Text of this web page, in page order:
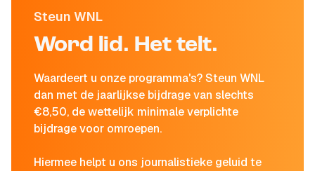
Steun WNL
Word lid. Het telt.
Waardeert u onze programma's? Steun WNL
dan met de jaarlijkse bijdrage van slechts
€8,50, de wettelijk minimale verplichte
bijdrage voor omroepen.
Hiermee helpt u ons journalistieke geluid te